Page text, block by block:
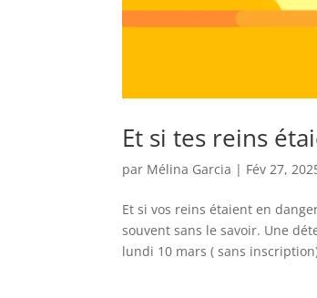
Et si tes reins
par Mélina Garcia | Fév 27,
Et si vos reins étaient en
souvent sans le savoir. Une
lundi 10 mars ( sans